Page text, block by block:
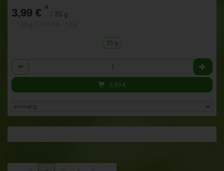
3,99 € * / 35 g
35 g
Anzahl
3,99 €